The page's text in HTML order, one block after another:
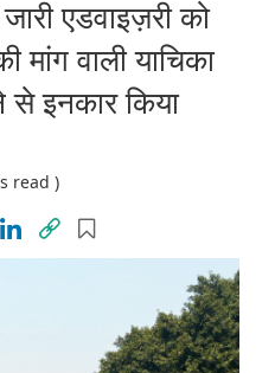
एडवाइज़री को
वाली याचिका
इनकार किया
read )